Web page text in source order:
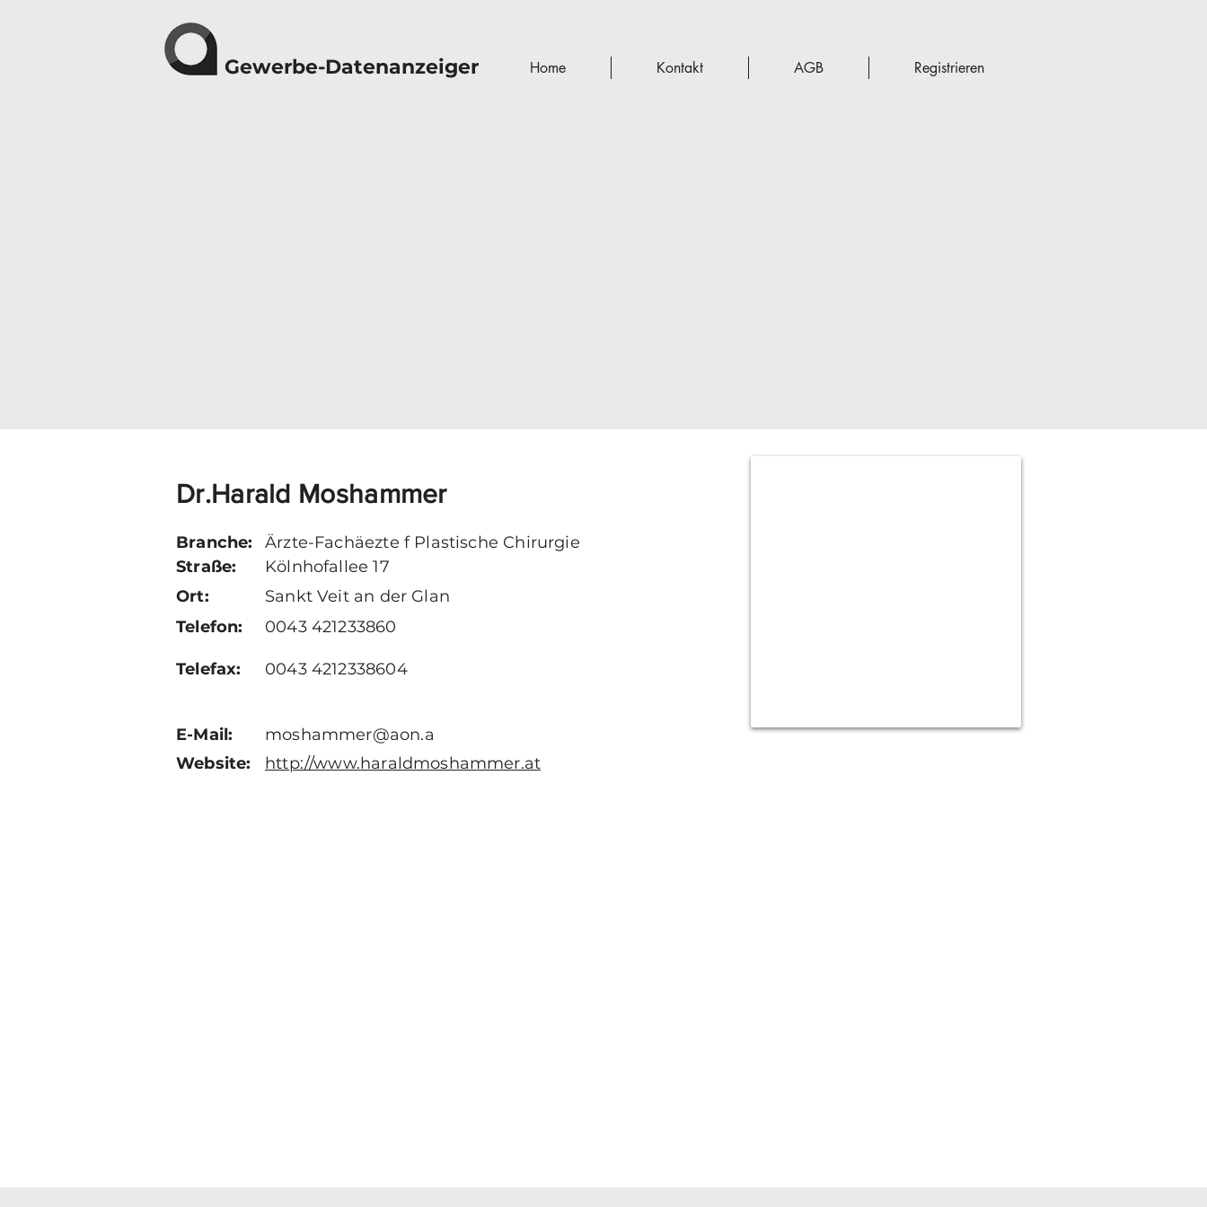
Gewerbe-Datenanzeiger Home Kontakt AGB Registrieren
Dr.Harald Moshammer
Branche:
Straße:
Ärzte-Fachäezte f Plastische Chirurgie
Kölnhofallee 17
Ort:
Sankt Veit an der Glan
Telefon:
0043 421233860
Telefax: 0043 4212338604
E-Mail:
moshammer@aon.a
Website:
http://www.haraldmoshammer.at